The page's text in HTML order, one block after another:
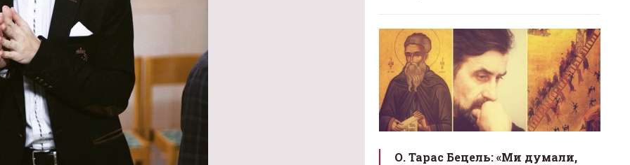
О. Тарас Бецель: «Ми думали,